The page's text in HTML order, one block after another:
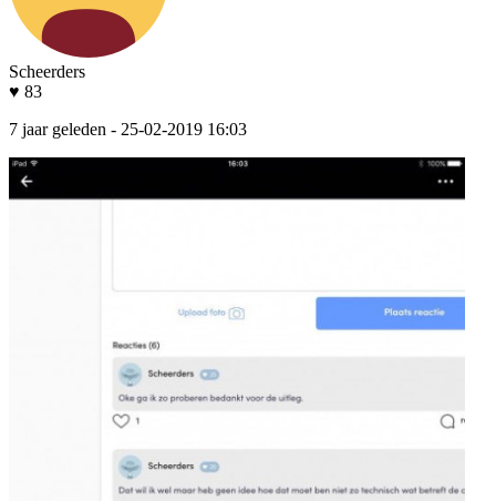
Scheerders
♥ 83
7 jaar geleden - 25-02-2019 16:03